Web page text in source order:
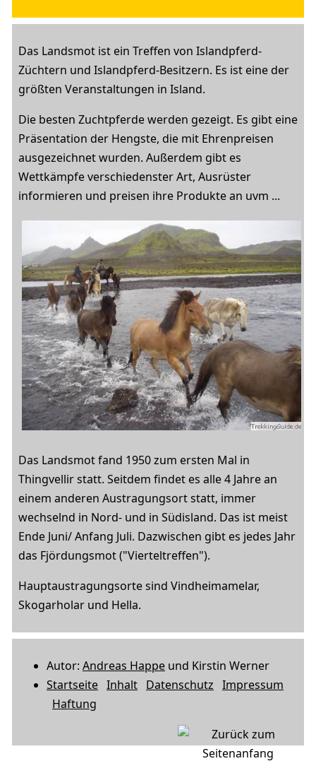
Das Landsmot ist ein Treffen von Islandpferd-
Züchtern und Islandpferd-Besitzern. Es ist eine der
größten Veranstaltungen in Island.
Die besten Zuchtpferde werden gezeigt. Es gibt eine
Präsentation der Hengste, die mit Ehrenpreisen
ausgezeichnet wurden. Außerdem gibt es
Wettkämpfe verschiedenster Art, Ausrüster
informieren und preisen ihre Produkte an uvm ...
Das Landsmot fand 1950 zum ersten Mal in
Thingvellir statt. Seitdem findet es alle 4 Jahre an
einem anderen Austragungsort statt, immer
wechselnd in Nord- und in Südisland. Das ist meist
Ende Juni/ Anfang Juli. Dazwischen gibt es jedes Jahr
das Fjördungsmot ("Vierteltreffen").
Hauptaustragungsorte sind Vindheimamelar,
Skogarholar und Hella.
Autor: Andreas Happe und Kirstin Werner
Startseite Inhalt Datenschutz Impressum
Haftung